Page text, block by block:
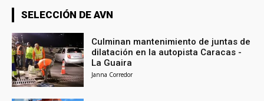
SELECCIÓN DE AVN
Culminan mantenimiento de juntas de
dilatación en la autopista Caracas -
La Guaira
Janna Corredor